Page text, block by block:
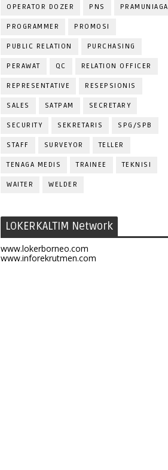
OPERATOR DOZER PNS PRAMUNIAGA
PROGRAMMER PROMOSI
PUBLIC RELATION PURCHASING
PERAWAT QC RELATION OFFICER
REPRESENTATIVE RESEPSIONIS
SALES SATPAM SECRETARY
SECURITY SEKRETARIS SPG/SPB
STAFF SURVEYOR TELLER
TENAGA MEDIS TRAINEE TEKNISI
WAITER WELDER
LOKERKALTIM Network
www.lokerborneo.com
www.inforekrutmen.com